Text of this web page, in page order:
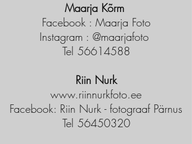
Maarja Kõrm
Facebook : Maarja Foto
Instagram : @maarjafoto
Tel 56614588
Riin Nurk
www.riinnurkfoto.ee
Facebook: Riin Nurk - fotograaf Pärnus
Tel 56450320